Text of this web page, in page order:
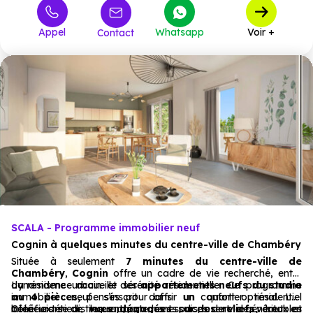
à partir de 361 000 €
à partir de 485 000 €
Appel Contact Whatsapp Voir +
SCALA - Programme immobilier neuf
Cognin à quelques minutes du centre-ville de Chambéry
Située à seulement 7 minutes du centre-ville de
Chambéry, Cognin offre un cadre de vie recherché, entre
dynamisme urbain et sérénité résidentielle. Ce programme
immobilier neuf s’inscrit dans un quartier résidentiel
bénéficiant devues dégagées sur les reliefs,tout en
La résidence accueille desappartements neufs du studio
au 4 pièces,pensés pour offrir un confort optimal. Les
intérieurs se distinguent par des espaces de vie généreux et
Côté extérieur, les appartements disposent de véritables